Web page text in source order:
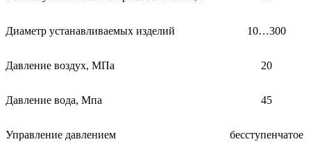
Диаметр устанавливаемых изделий 10…300
Давление воздух, МПа 20
Давление вода, Мпа 45
Управление давлением бесступенчатое